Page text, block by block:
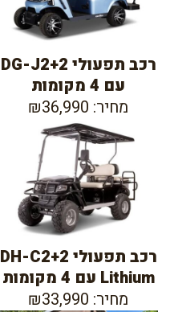
רכב תפעולי DG-J2+2
עם 4 מקומות
מחיר: ₪36,990
רכב תפעולי DH-C2+2
Lithium עם 4 מקומות
מחיר: ₪33,990